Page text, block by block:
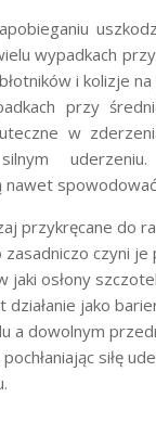
wypadkach
i kolizje
przy
w
nawet
przykręcane do
czyni je
jaki osłony
jako
a dowolnym
siłę